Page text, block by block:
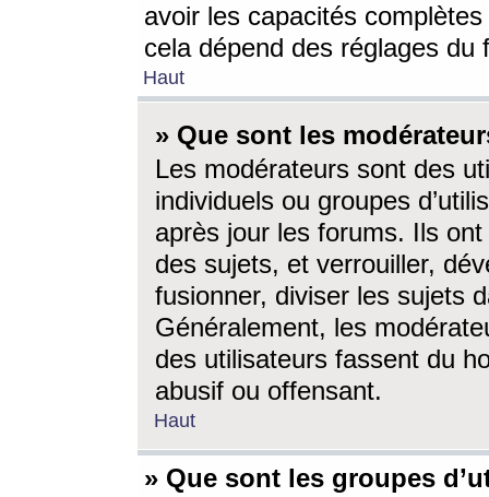
avoir les capacités
cela dépend des réglages du
Haut
» Que sont les
Les modérateurs sont des
individuels ou groupes
après jour les forums. Ils ont
des sujets, et verrouiller,
fusionner, diviser les sujets
Généralement, les
des utilisateurs fassent du
abusif ou offensant.
Haut
» Que sont les groupes